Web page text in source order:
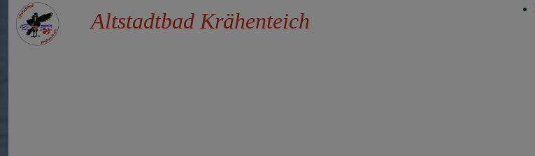
Altstadtbad Krähenteich